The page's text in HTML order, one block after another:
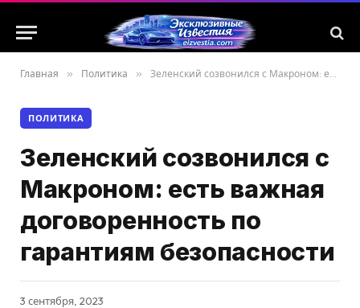
Главная » Политика » Зеленский созвонился с Макроном: есть важная договоренность по гарантиям безопасности
ПОЛИТИКА
Зеленский созвонился с
Макроном: есть важная
договоренность по
гарантиям безопасности
3 сентября, 2023